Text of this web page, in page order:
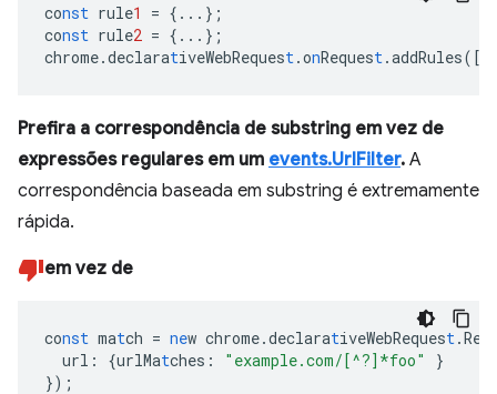
const rule1 = { ... } ;
const rule2 = { ... } ;
chrome.declarativeWebRequest.onRequest.addRules( [
Prefira a correspondência de substring em vez de
expressões regulares em um events.UrlFilter. A
correspondência baseada em substring é extremamente
rápida.
em vez de
const match = new chrome.declarativeWebRequest
url : {urlMatches : "example.com/[^?]*foo"
}
});